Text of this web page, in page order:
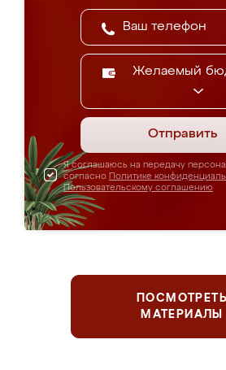
Желаемый
Отправить
Я соглашаюсь на передачу
согласно Политике
Пользовательскому соглашению
ПОСМОТРЕТЬ
МАТЕРИАЛЫ